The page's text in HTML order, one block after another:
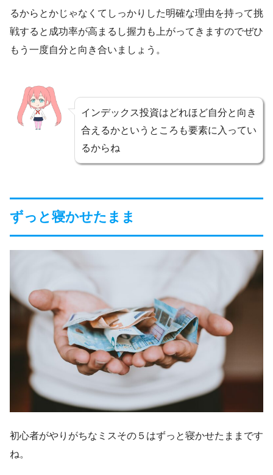
るからとかじゃなくてしっかりした明確な理由を持って挑
戦すると成功率が高まるし握力も上がってきますのでぜひ
もう一度自分と向き合いましょう。
インデックス投資はどれほど自分と向き
合えるかというところも要素に入ってい
るからね
ずっと寝かせたまま
初心者がやりがちなミスその５はずっと寝かせたままです
ね。